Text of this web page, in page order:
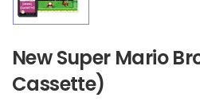
New Super Mario
Cassette)